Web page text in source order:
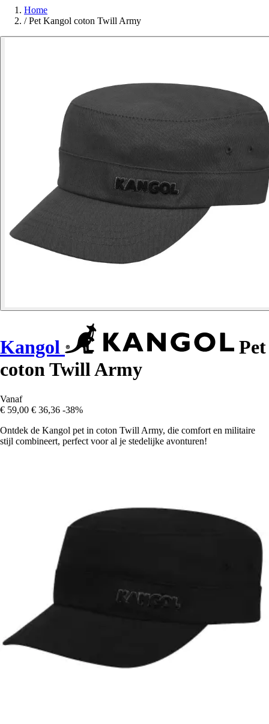
Home
/ Pet Kangol coton Twill Army
Kangol
Pet
coton Twill Army
Vanaf
€ 59,00 € 36,36 -38%
Ontdek de Kangol pet in coton Twill Army, die comfort en militaire
stijl combineert, perfect voor al je stedelijke avonturen!